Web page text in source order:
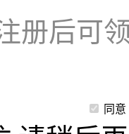
册后可
同意